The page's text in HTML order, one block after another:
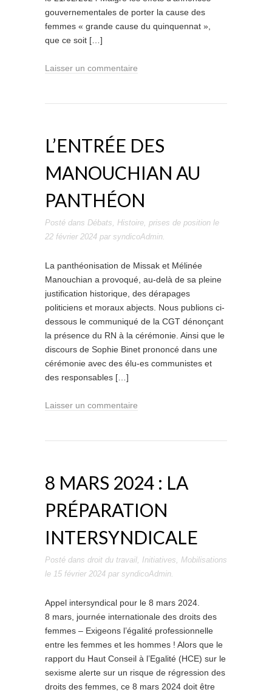
gouvernementales de porter la cause des
femmes « grande cause du quinquennat »,
que ce soit […]
Laisser un commentaire
L’ENTRÉE DES
MANOUCHIAN AU
PANTHÉON
Posté dans Débats, Histoire, prises de position le
22 février 2024 par syndicoAdmin.
La panthéonisation de Missak et Mélinée
Manouchian a provoqué, au-delà de sa pleine
justification historique, des dérapages
politiciens et moraux abjects. Nous publions ci-
dessous le communiqué de la CGT dénonçant
la présence du RN à la cérémonie. Ainsi que le
discours de Sophie Binet prononcé dans une
cérémonie avec des élu-es communistes et
des responsables […]
Laisser un commentaire
8 MARS 2024 : LA
PRÉPARATION
INTERSYNDICALE
Posté dans droit du travail, Initiatives, Mobilisations
le 15 février 2024 par syndicoAdmin.
Appel intersyndical pour le 8 mars 2024.
8 mars, journée internationale des droits des
femmes – Exigeons l’égalité professionnelle
entre les femmes et les hommes ! Alors que le
rapport du Haut Conseil à l’Egalité (HCE) sur le
sexisme alerte sur un risque de régression des
droits des femmes, ce 8 mars 2024 doit être